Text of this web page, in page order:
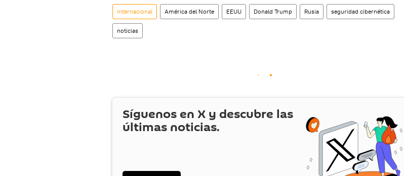
Internacional América del Norte EEUU Donald Trump Rusia seguridad cibernética
noticias
Síguenos en X y descubre las
últimas noticias.